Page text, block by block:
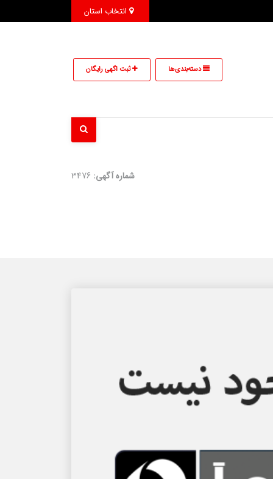
دسته‌بندی‌ها ثبت اگهی رایگان
شماره آگهی: 3476